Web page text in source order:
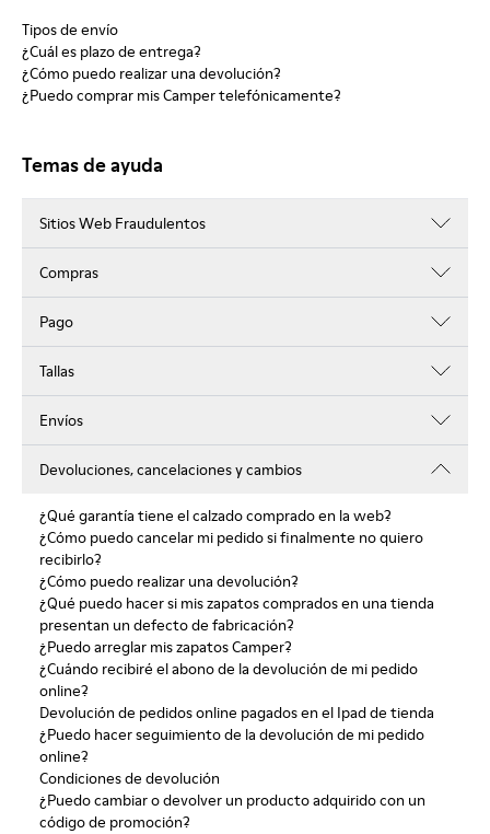
Tipos de envío
¿Cuál es plazo de entrega?
¿Cómo puedo realizar una devolución?
¿Puedo comprar mis Camper telefónicamente?
Temas de ayuda
Sitios Web Fraudulentos
Compras
Pago
Tallas
Envíos
Devoluciones, cancelaciones y cambios
¿Qué garantía tiene el calzado comprado en la web?
¿Cómo puedo cancelar mi pedido si finalmente no quiero
recibirlo?
¿Cómo puedo realizar una devolución?
¿Qué puedo hacer si mis zapatos comprados en una tienda
presentan un defecto de fabricación?
¿Puedo arreglar mis zapatos Camper?
¿Cuándo recibiré el abono de la devolución de mi pedido
online?
Devolución de pedidos online pagados en el Ipad de tienda
¿Puedo hacer seguimiento de la devolución de mi pedido
online?
Condiciones de devolución
¿Puedo cambiar o devolver un producto adquirido con un
código de promoción?